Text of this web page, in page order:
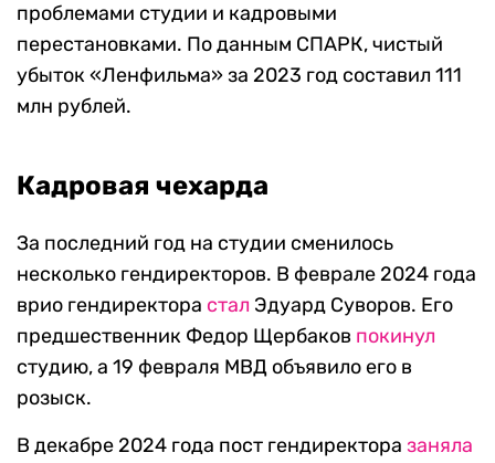
проблемами студии и кадровыми
перестановками. По данным СПАРК, чистый
убыток «Ленфильма» за 2023 год составил 111
млн рублей.
Кадровая чехарда
За последний год на студии сменилось
несколько гендиректоров. В феврале 2024 года
врио гендиректора стал Эдуард Суворов. Его
предшественник Федор Щербаков покинул
студию, а 19 февраля МВД объявило его в
розыск.
В декабре 2024 года пост гендиректора заняла